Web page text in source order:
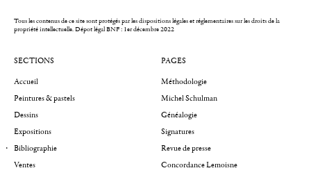
Tous les contenus de ce site sont protégés par les dispositions légales et réglementaires sur les droits de la
propriété intellectuelle.Dépot légal BNF : 1er décembre 2022
SECTIONS
Accueil
Peintures & pastels
Dessins
Expositions
Bibliographie
Ventes
PAGES
Méthodologie
Michel Schulman
Généalogie
Signatures
Revue de presse
Concordance Lemoisne